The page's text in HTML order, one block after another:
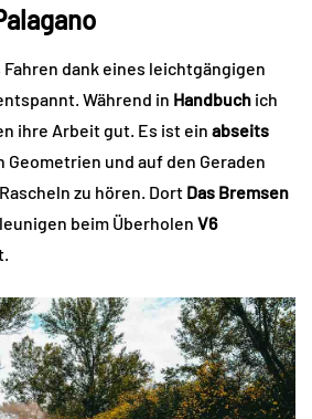
dank eines leichtgängigen
Während in Handbuch ich
ihre Arbeit gut. Es ist ein abseits
Geometrien und auf den Geraden
zu hören. Dort Das Bremsen
beim Überholen V6